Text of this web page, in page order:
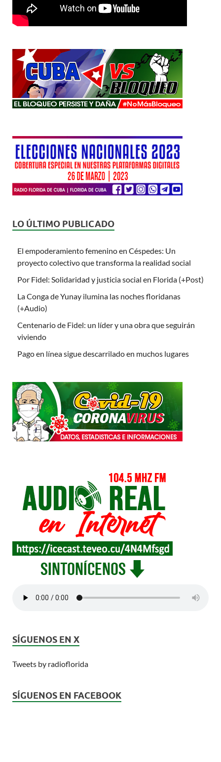
LO ÚLTIMO PUBLICADO
El empoderamiento femenino en Céspedes: Un
proyecto colectivo que transforma la realidad social
Por Fidel: Solidaridad y justicia social en Florida (+Post)
La Conga de Yunay ilumina las noches floridanas
(+Audio)
Centenario de Fidel: un líder y una obra que seguirán
viviendo
Pago en línea sigue descarrilado en muchos lugares
SÍGUENOS EN X
Tweets by radioflorida
SÍGUENOS EN FACEBOOK